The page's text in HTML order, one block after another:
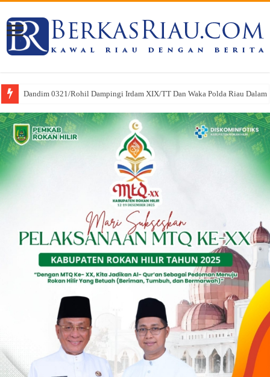
Dandim 0321/Rohil Dampingi Irdam XIX/TT Dan Waka Polda Riau Dalam